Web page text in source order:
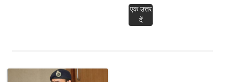
एक उत्तर
दें